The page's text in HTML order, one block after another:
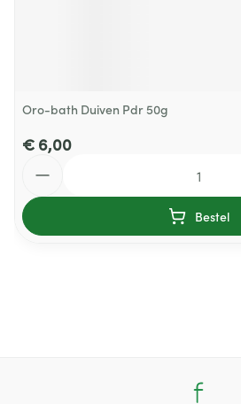
Oro-bath Duiven Pdr 50g
€ 6,00
Bestel